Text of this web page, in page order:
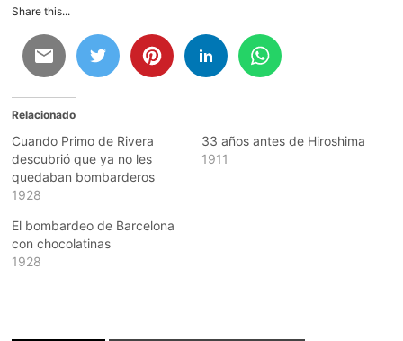
Share this...
Relacionado
Cuando Primo de Rivera
descubrió que ya no les
quedaban bombarderos
1928
33 años antes de Hiroshima
1911
El bombardeo de Barcelona
con chocolatinas
1928